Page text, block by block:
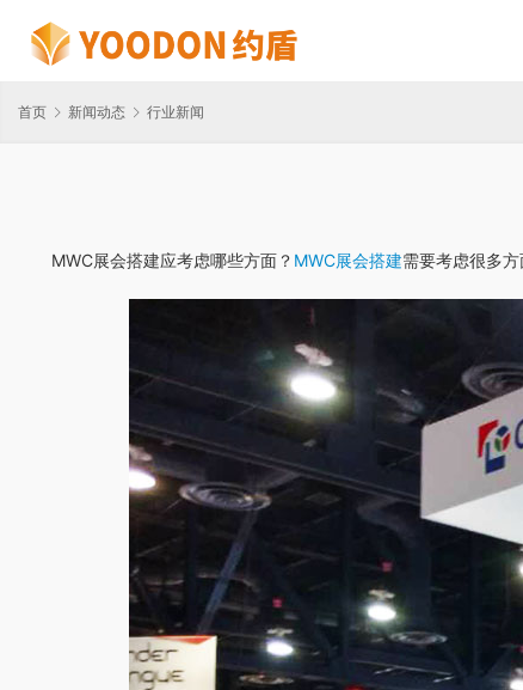
首页 新闻动态 行业新闻
MWC展会搭建应考虑哪些方面？ MWC展会搭建需要考虑很多